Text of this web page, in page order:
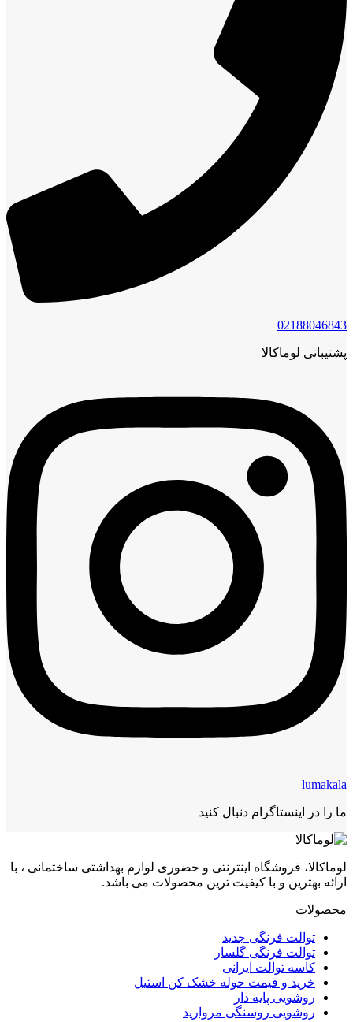
02188046843
پشتیبانی لوماکالا
lumakala
ما را در اینستاگرام دنبال کنید
لوماکالا، فروشگاه اینترنتی و حضوری لوازم بهداشتی ساختمانی ، با
ارائه بهترین و با کیفیت ترین محصولات می باشد.
محصولات
توالت فرنگی جدید
توالت فرنگی گلسار
کاسه توالت ایرانی
خرید و قیمت حوله خشک کن استیل
روشویی پایه دار
روشویی روسنگی مروارید